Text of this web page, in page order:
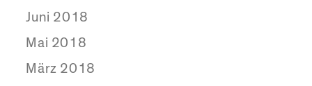
Juni 2018
Mai 2018
März 2018